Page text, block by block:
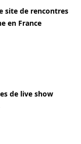
site de rencontres
en France
de live show